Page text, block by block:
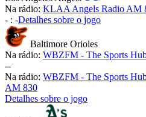
Na rádio: KLAA Angels Radio AM
- : -Detalhes sobre o jogo
Baltimore Orioles
Na rádio: WBZFM - The Sports
--
Na rádio: WBZFM - The Sports
AM 830
Detalhes sobre o jogo